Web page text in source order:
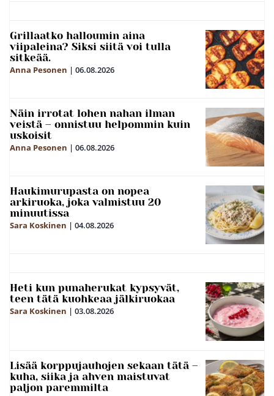
Grillaatko halloumin aina
viipaleina? Siksi siitä voi tulla
sitkeää.
Anna Pesonen | 06.08.2026
Näin irrotat lohen nahan ilman
veistä – onnistuu helpommin kuin
uskoisit
Anna Pesonen | 06.08.2026
Haukimurupasta on nopea
arkiruoka, joka valmistuu 20
minuutissa
Sara Koskinen | 04.08.2026
Heti kun punaherukat kypsyvät,
teen tätä kuohkeaa jälkiruokaa
Sara Koskinen | 03.08.2026
Lisää korppujauhojen sekaan tätä –
kuha, siika ja ahven maistuvat
paljon paremmilta